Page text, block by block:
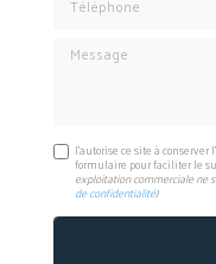
Message
J'autorise ce site à
formulaire pour faciliter le
exploitation commerciale ne
de confidentialité)